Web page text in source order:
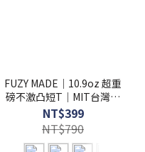
FUZY MADE｜10.9oz 超重
磅不激凸短T｜MIT台灣製
25支雙股純棉素T - H01
NT$399
NT$790